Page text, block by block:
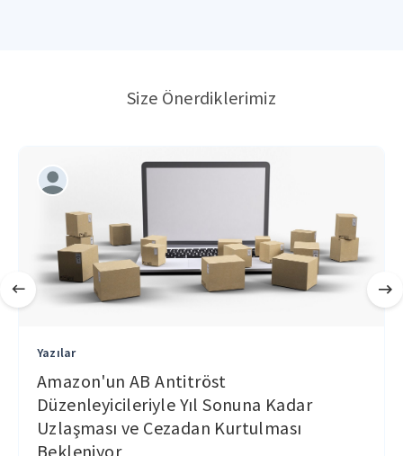
Size Önerdiklerimiz
Yazılar
Amazon'un AB Antitröst
Düzenleyicileriyle Yıl Sonuna Kadar
Uzlaşması ve Cezadan Kurtulması
Bekleniyor